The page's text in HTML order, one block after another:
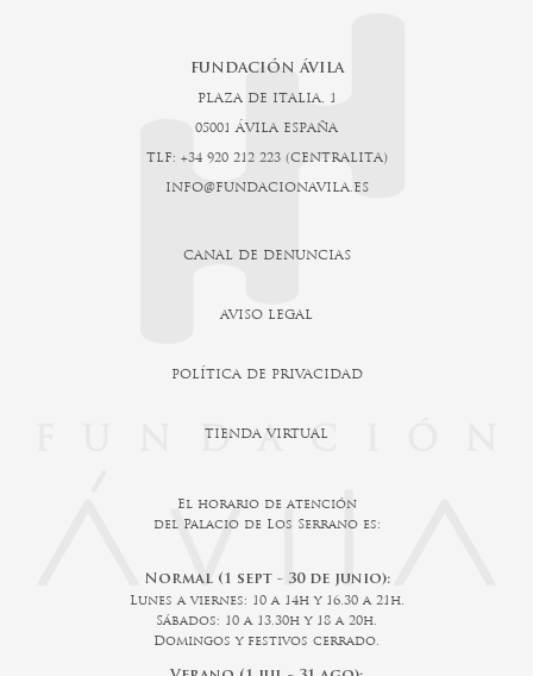
FUNDACIÓN ÁVILA
PLAZA DE ITALIA, 1
05001 ÁVILA ESPAÑA
TLF: +34 920 212 223 (CENTRALITA)
INFO@FUNDACIONAVILA.ES
CANAL DE DENUNCIAS
AVISO LEGAL
POLÍTICA DE PRIVACIDAD
TIENDA VIRTUAL
El horario de atención
del Palacio de Los Serrano es:
Normal (1 sept - 30 de junio):
Lunes a viernes: 10 a 14h y 16.30 a 21h.
Sábados: 10 a 13.30h y 18 a 20h.
Domingos y festivos cerrado.